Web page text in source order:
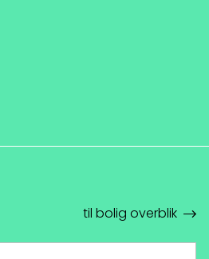
til bolig overblik